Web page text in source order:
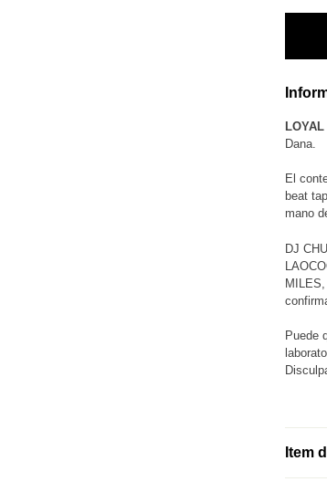
Dana.
El
beat
mano
DJ
Puede
Item